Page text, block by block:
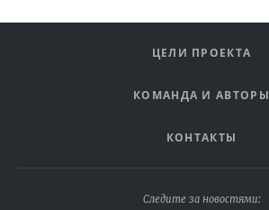
ЦЕЛИ ПРОЕКТА
КОМАНДА И АВТОРЫ
КОНТАКТЫ
Следите за новостями: